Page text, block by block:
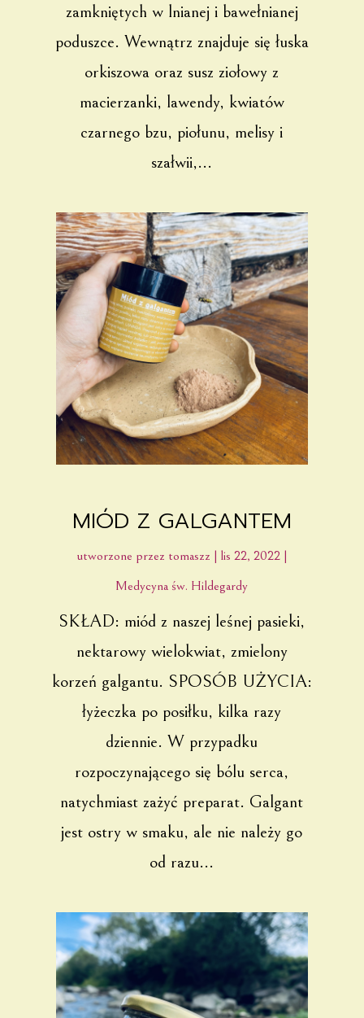
zamkniętych w lnianej i bawełnianej
poduszce. Wewnątrz znajduje się łuska
orkiszowa oraz susz ziołowy z
macierzanki, lawendy, kwiatów
czarnego bzu, piołunu, melisy i
szałwii,...
MIÓD Z GALGANTEM
utworzone przez tomaszz | lis 22, 2022 |
Medycyna św. Hildegardy
SKŁAD: miód z naszej leśnej pasieki,
nektarowy wielokwiat, zmielony
korzeń galgantu. SPOSÓB UŻYCIA:
łyżeczka po posiłku, kilka razy
dziennie. W przypadku
rozpoczynającego się bólu serca,
natychmiast zażyć preparat. Galgant
jest ostry w smaku, ale nie należy go
od razu...